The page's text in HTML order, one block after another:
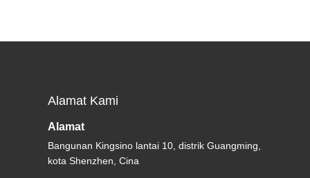
Alamat Kami
Alamat
Bangunan Kingsino lantai 10, distrik Guangming,
kota Shenzhen, Cina